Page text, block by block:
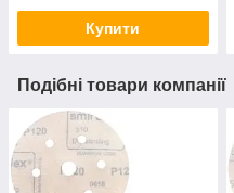
Купити
Подібні товари компанії